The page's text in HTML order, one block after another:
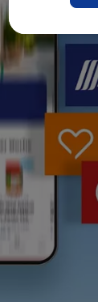
Übersicht